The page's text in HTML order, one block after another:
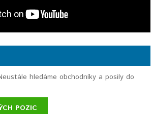
hledáme obchodníky a posily do
POZIC